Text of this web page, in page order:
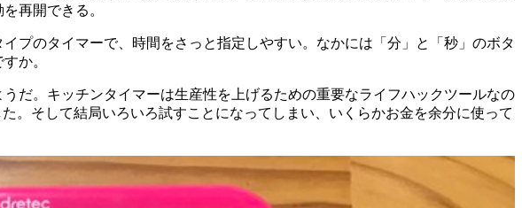
再開できる。
プのタイマーで、時間をさっと指定しやすい。なかには「分」と「秒」のボタ
か。
だ。キッチンタイマーは生産性を上げるための重要なライフハックツールなの
。そして結局いろいろ試すことになってしまい、いくらかお金を余分に使って